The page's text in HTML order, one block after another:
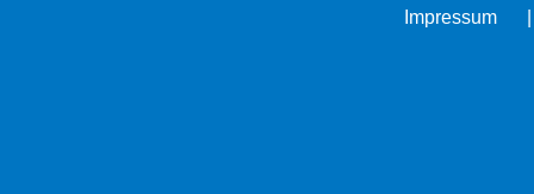
Impressum